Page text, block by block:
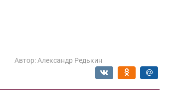
Автор: Александр Редькин